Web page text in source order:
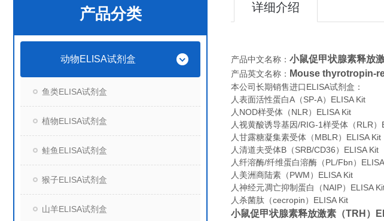
产品分类
动物ELISA试剂盒
鱼类ELISA试剂盒
植物ELISA试剂盒
鲑鱼ELISA试剂盒
猴子ELISA试剂盒
山羊ELISA试剂盒
详细介绍
产品中文名称： 小鼠促甲状腺素释放
产品英文名称： Mouse
本公司长期销售进口ELISA试剂盒：
人表面活性蛋白A（SP-A）ELISA Kit
人NOD样受体（NLR）ELISA Kit
人视黄酸诱导基因/RIG-1样受体（RLR）
人甘露糖凝集素受体（MBLR）ELISA Kit
人清道夫受体B（SRB/CD36）ELISA Kit
人纤溶酶/纤维蛋白溶酶（PL/Fbn）
人美洲商陆素（PWM）ELISA Kit
人神经元凋亡抑制蛋白（NAIP）ELISA
人杀菌肽（cecropin）ELISA Kit
小鼠促甲状腺素释放激素（TRH）